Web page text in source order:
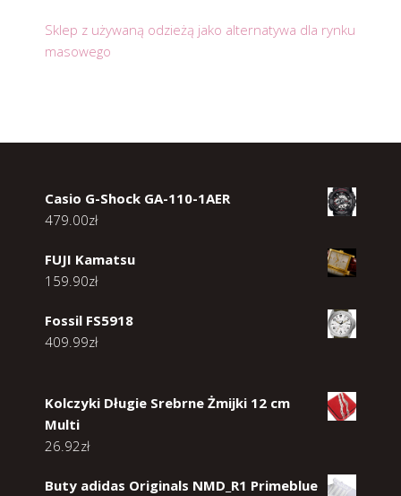
Sklep z używaną odzieżą jako alternatywa dla rynku
masowego
Casio G-Shock GA-110-1AER
479.00zł
FUJI Kamatsu
159.90zł
Fossil FS5918
409.99zł
Kolczyki Długie Srebrne Żmijki 12 cm
Multi
26.92zł
Buty adidas Originals NMD_R1 Primeblue